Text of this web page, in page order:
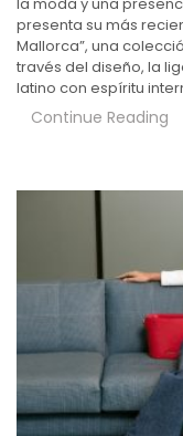
presenta su más
Mallorca”, una
través del diseño, la
latino con espíritu
Continue Reading